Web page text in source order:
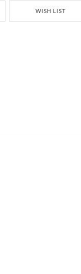
WISH LIST